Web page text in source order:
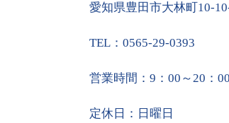
愛知県豊田市大林町10-
TEL ： 0565-29-0393
営業時間： 9 ： 00 ～20 ： 00
定休日：日曜日